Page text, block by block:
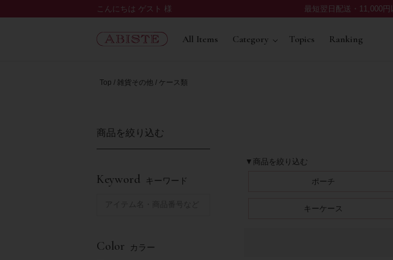
こんにちは ゲスト 様 最短翌日配送・11,000
All Items Category Topics Ranking
Top 雑貨その他 ケース類
商品を絞り込む
Keyword キーワード
Color カラー
▼商品を絞り込む
ポーチ
キーケース